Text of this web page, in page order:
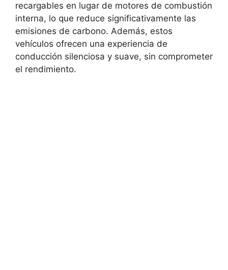
recargables en lugar de motores de combustión
interna, lo que reduce significativamente las
emisiones de carbono. Además, estos
vehículos ofrecen una experiencia de
conducción silenciosa y suave, sin comprometer
el rendimiento.